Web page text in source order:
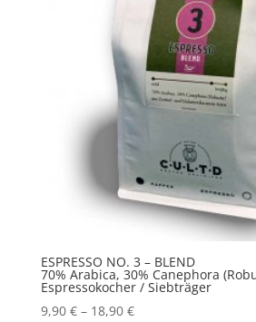
ESPRESSO NO. 3 – BLEND
70% Arabica, 30% Canephora
Espressokocher / Siebträger
9,90 €– 18,90 €